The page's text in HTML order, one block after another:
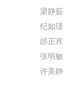
梁静茹
纪如璟
邰正宵
张明敏
许美静